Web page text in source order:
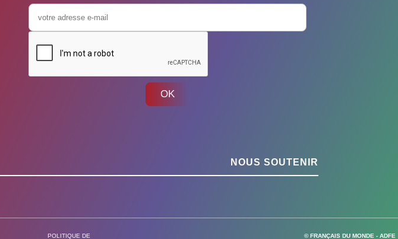
OK
NOUS SOUTENIR
POLITIQUE DE © FRANÇAIS DU MONDE - ADFE